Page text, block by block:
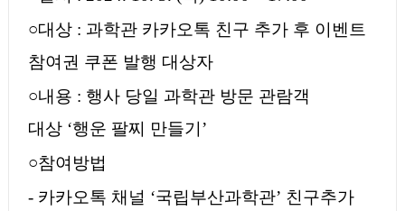
○대상 : 과학관 카카오톡 친구 추가 후 이벤트
참여권 쿠폰 발행 대상자
○내용 : 행사 당일 과학관 방문 관람객
대상 ‘행운 팔찌 만들기 ’
○참여방법
- 카카오톡 채널 ‘국립부산과학관’ 친구추가